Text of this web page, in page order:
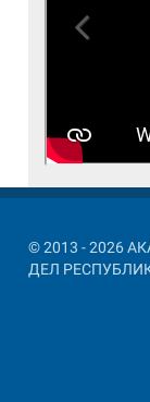
© 2013 - 2026
ДЕЛ